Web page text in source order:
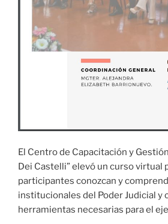
El Centro de Capacitación y
Dei Castelli” elevó un curso virtual
participantes conozcan y
institucionales del Poder Judicial y
herramientas necesarias para el